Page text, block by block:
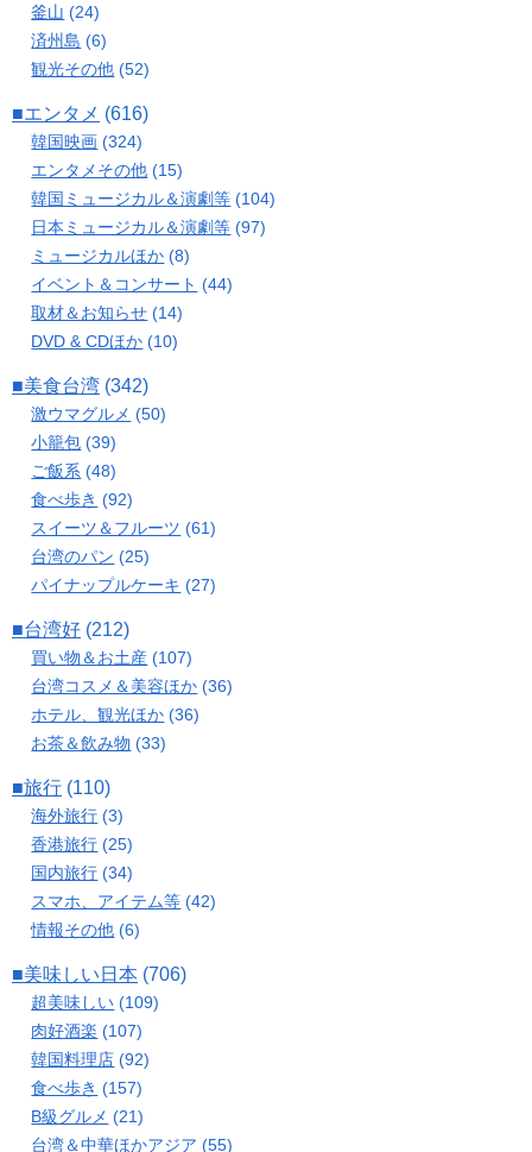
釜山 (24)
済州島 (6)
観光その他 (52)
■エンタメ (616)
韓国映画 (324)
エンタメその他 (15)
韓国ミュージカル＆演劇等 (104)
日本ミュージカル＆演劇等 (97)
ミュージカルほか (8)
イベント＆コンサート (44)
取材＆お知らせ (14)
DVD & CDほか (10)
■美食台湾 (342)
激ウマグルメ (50)
小籠包 (39)
ご飯系 (48)
食べ歩き (92)
スイーツ＆フルーツ (61)
台湾のパン (25)
パイナップルケーキ (27)
■台湾好 (212)
買い物＆お土産 (107)
台湾コスメ＆美容ほか (36)
ホテル、観光ほか (36)
お茶＆飲み物 (33)
■旅行 (110)
海外旅行 (3)
香港旅行 (25)
国内旅行 (34)
スマホ、アイテム等 (42)
情報その他 (6)
■美味しい日本 (706)
超美味しい (109)
肉好酒楽 (107)
韓国料理店 (92)
食べ歩き (157)
B級グルメ (21)
台湾＆中華ほかアジア (55)